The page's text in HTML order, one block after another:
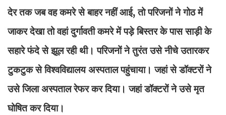
देर तक जब वह कमरे से बाहर नहीं आई, तो परिजनों ने गोठ में
जाकर देखा तो वहां दुर्गावती कमरे में पड़े बिस्तर के पास साड़ी के
सहारे फंदे से झूल रही थी। परिजनों ने तुरंत उसे नीचे उतारकर
टुकटुक से विश्वविद्यालय अस्पताल पहुंचाया। जहां से डॉक्टरों ने
उसे जिला अस्पताल रेफर कर दिया। जहां डॉक्टरों ने उसे मृत
घोषित कर दिया।